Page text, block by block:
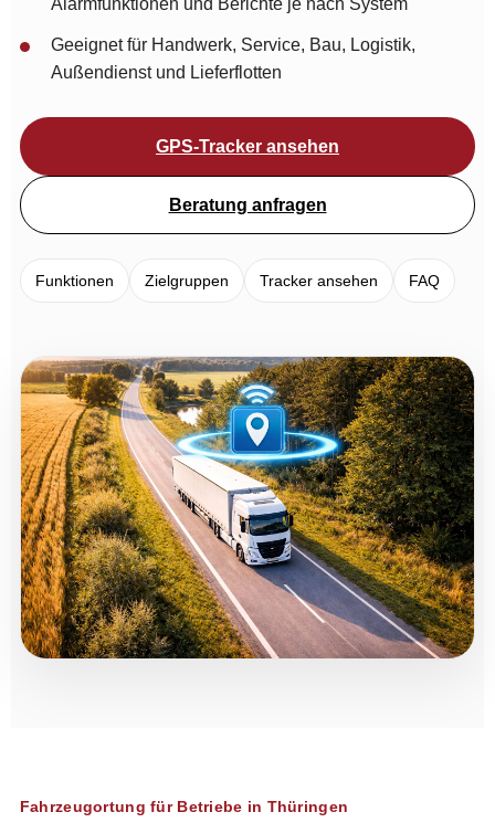
Geeignet für Handwerk, Service, Bau, Logistik,
Außendienst und Lieferflotten
GPS-Tracker ansehen
Beratung anfragen
Funktionen Zielgruppen Tracker ansehen FAQ
Fahrzeugortung für Betriebe in Thüringen